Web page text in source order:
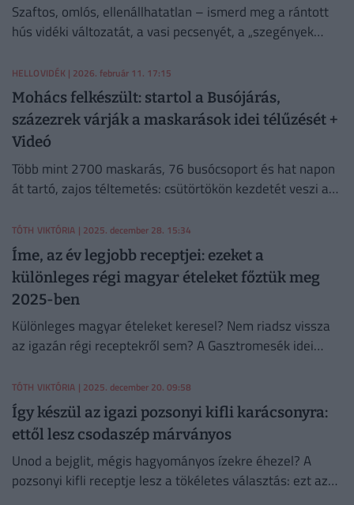
Szaftos, omlós, ellenállhatatlan – ismerd meg a rántott
hús vidéki változatát, a vasi pecsenyét, a „szegények
HELLOVIDÉK | 2026. február 11. 17:15
Mohács felkészült: startol a Busójárás,
százezrek várják a maskarások idei télűzését +
Videó
Több mint 2700 maskarás, 76 busócsoport és hat napon
át tartó, zajos téltemetés: csütörtökön kezdetét veszi a
népszokása.
TÓTH VIKTÓRIA | 2025. december 28. 15:34
Íme, az év legjobb receptjei: ezeket a
különleges régi magyar ételeket főztük meg
2025-ben
Különleges magyar ételeket keresel? Nem riadsz vissza
az igazán régi receptekről sem? A Gasztromesék idei
fogsz csalódni!
TÓTH VIKTÓRIA | 2025. december 20. 09:58
Így készül az igazi pozsonyi kifli karácsonyra:
ettől lesz csodaszép márványos
Unod a bejglit, mégis hagyományos ízekre éhezel? A
pozsonyi kifli receptje lesz a tökéletes választás: ezt az